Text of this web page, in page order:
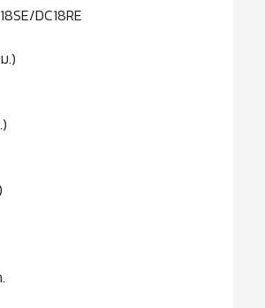
DC18RE
.)